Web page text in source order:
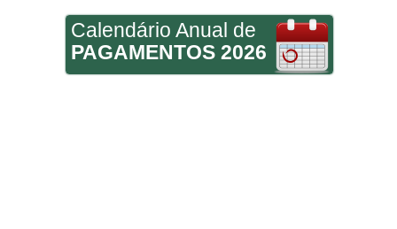
Calendário Anual de
PAGAMENTOS 2026